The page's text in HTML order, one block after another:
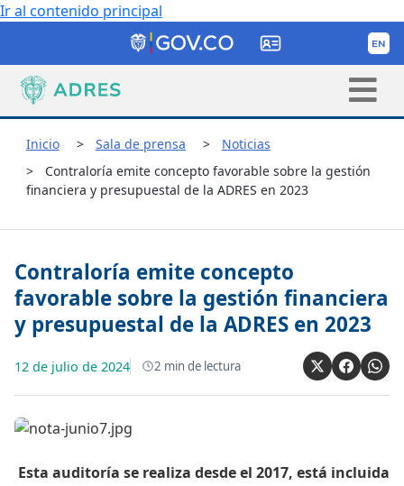
Ir al contenido principal
Inicio Sala de prensa
Noticias
Contraloría emite concepto favorable sobre la gestión
financiera y presupuestal de la ADRES en 2023
Contraloría emite concepto
favorable sobre la gestión financiera
y presupuestal de la ADRES en 2023
12 de julio de 2024 2 min de lectura
​ Esta auditoría se realiza desde el 2017, está incluida